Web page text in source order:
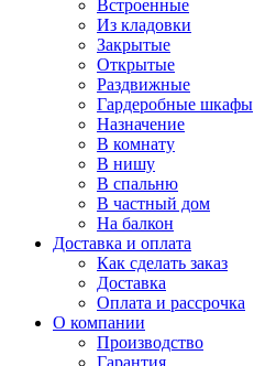
Встроенные
Из кладовки
Закрытые
Открытые
Раздвижные
Гардеробные шкафы
Назначение
В комнату
В нишу
В спальню
В частный дом
На балкон
Доставка и оплата
Как сделать заказ
Доставка
Оплата и рассрочка
О компании
Производство
Гарантия